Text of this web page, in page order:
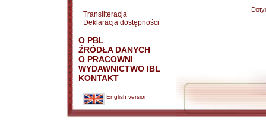
Transliteracja
Deklaracja dostępności
O PBL
ŹRÓDŁA DANYCH
O PRACOWNI
WYDAWNICTWO IBL
KONTAKT
English version